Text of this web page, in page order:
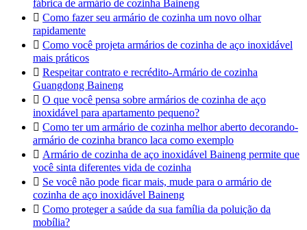
fábrica de armário de cozinha Baineng
 Como fazer seu armário de cozinha um novo olhar
rapidamente
 Como você projeta armários de cozinha de aço inoxidável
mais práticos
 Respeitar contrato e recrédito-Armário de cozinha
Guangdong Baineng
 O que você pensa sobre armários de cozinha de aço
inoxidável para apartamento pequeno?
 Como ter um armário de cozinha melhor aberto decorando-
armário de cozinha branco laca como exemplo
 Armário de cozinha de aço inoxidável Baineng permite que
você sinta diferentes vida de cozinha
 Se você não pode ficar mais, mude para o armário de
cozinha de aço inoxidável Baineng
 Como proteger a saúde da sua família da poluição da
mobília?